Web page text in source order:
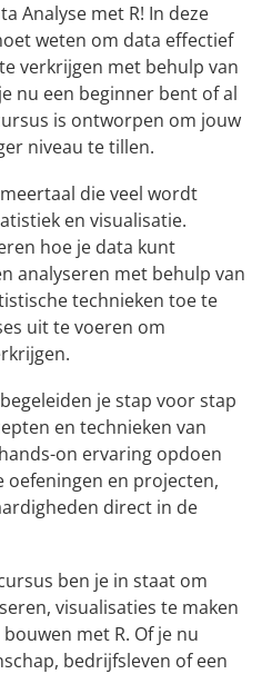
Analyse met R! In deze
weten om data effectief
verkrijgen met behulp van
nu een beginner bent of al
is ontworpen om jouw
niveau te tillen.
die veel wordt
en visualisatie.
hoe je data kunt
analyseren met behulp van
technieken toe te
uit te voeren om
je stap voor stap
en technieken van
on ervaring opdoen
en projecten,
direct in de
ben je in staat om
visualisaties te maken
met R. Of je nu
bedrijfsleven of een